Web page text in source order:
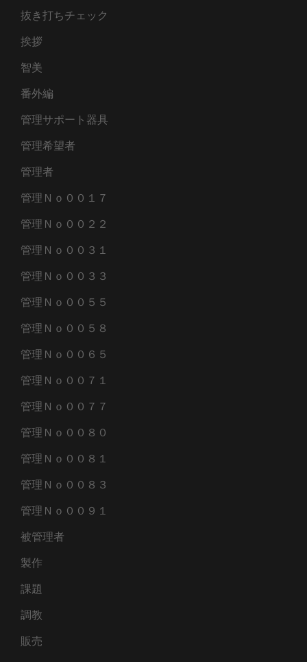
抜き打ちチェック
挨拶
智美
番外編
管理サポート器具
管理希望者
管理者
管理Ｎｏ００１７
管理Ｎｏ００２２
管理Ｎｏ００３１
管理Ｎｏ００３３
管理Ｎｏ００５５
管理Ｎｏ００５８
管理Ｎｏ００６５
管理Ｎｏ００７１
管理Ｎｏ００７７
管理Ｎｏ００８０
管理Ｎｏ００８１
管理Ｎｏ００８３
管理Ｎｏ００９１
被管理者
製作
課題
調教
販売